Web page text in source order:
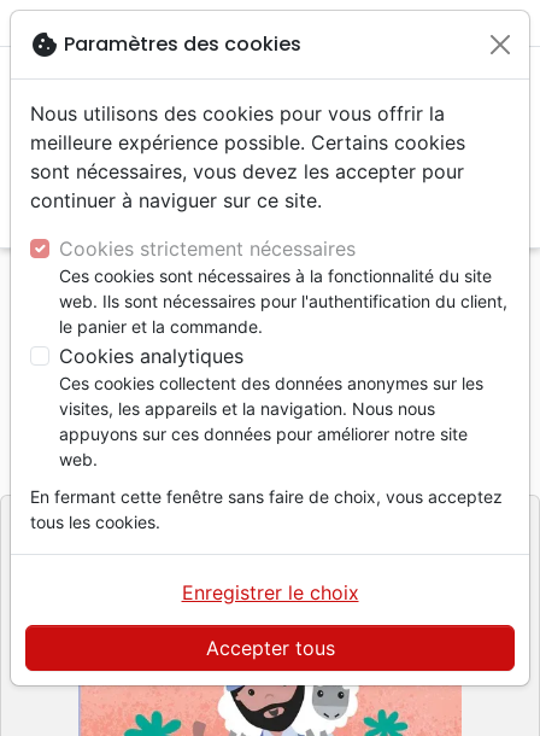
menu
Accueil Jeunesse
0 - 6 ans
Ma première Bible en couleurs
Ma première Bible en couleurs
Collectif
RéférenceBIBLIO3039 EAN 9782386230394
Editeur Bibli'O
cookie Paramètres des cookies
Nous utilisons des cookies pour vous offrir la
meilleure expérience possible. Certains cookies
sont nécessaires, vous devez les accepter pour
continuer à naviguer sur ce site.
Cookies strictement nécessaires
Ces cookies sont nécessaires à la fonctionnalité du site
web. Ils sont nécessaires pour l'authentification du client,
le panier et la commande.
Cookies analytiques
Ces cookies collectent des données anonymes sur les
visites, les appareils et la navigation. Nous nous
appuyons sur ces données pour améliorer notre site
web.
En fermant cette fenêtre sans faire de choix, vous acceptez
tous les cookies.
Accepter tous
Enregistrer le choix